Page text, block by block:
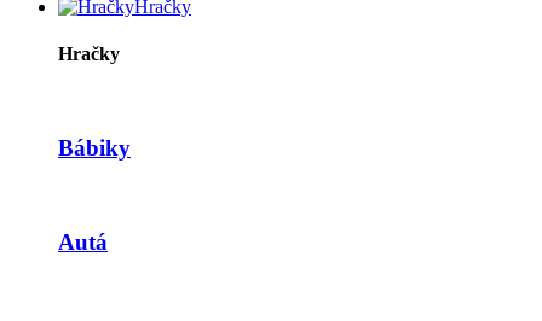
Hračky
Hračky
Bábiky
Autá